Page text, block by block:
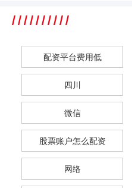
配资平台费用低
四川
微信
股票账户怎么配资
网络